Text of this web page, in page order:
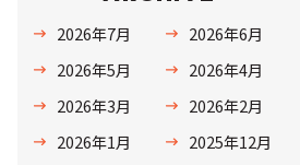
2026年7月
2026年6月
2026年5月
2026年4月
2026年3月
2026年2月
2026年1月
2025年12月